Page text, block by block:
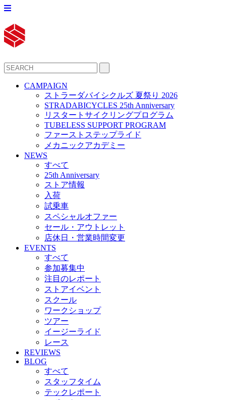
CAMPAIGN
ストラーダバイシクルズ 夏祭り 2026
STRADABICYCLES 25th Anniversary
リスタートサイクリングプログラム
TUBELESS SUPPORT PROGRAM
ファーストステップライド
メカニックアカデミー
NEWS
すべて
25th Anniversary
ストア情報
入荷
試乗車
スペシャルオファー
セール・アウトレット
店休日・営業時間変更
EVENTS
すべて
参加募集中
注目のレポート
ストアイベント
スクール
ワークショップ
ツアー
イージーライド
レース
REVIEWS
BLOG
すべて
スタッフタイム
テックレポート